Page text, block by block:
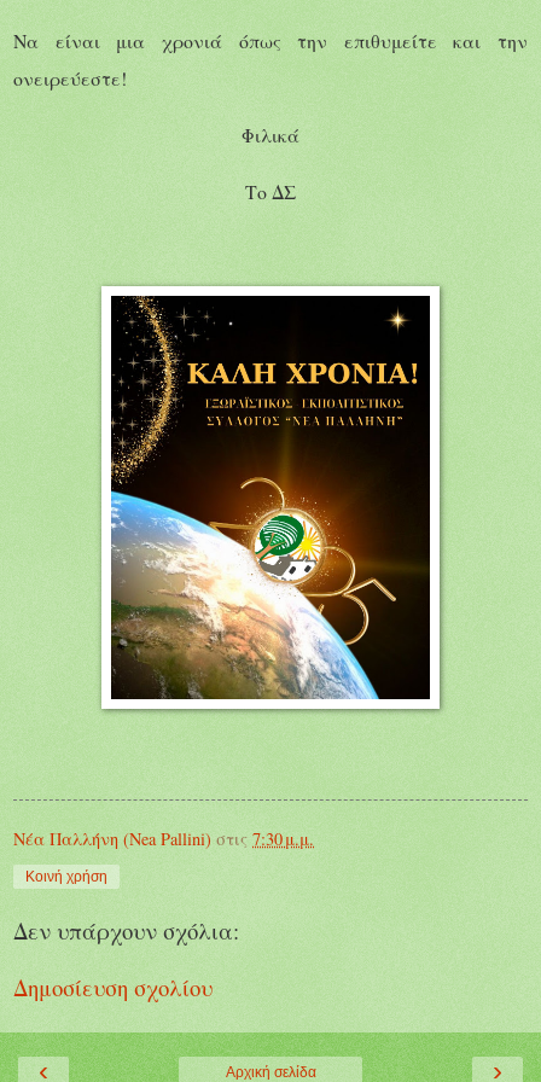
Να είναι μια χρονιά όπως την επιθυμείτε και την
ονειρεύεστε!
Φιλικά
Το ΔΣ
Νέα Παλλήνη (Nea Pallini) στις 7:30 μ.μ.
Κοινή χρήση
Δεν υπάρχουν σχόλια:
Δημοσίευση σχολίου
‹ ›
Αρχική σελίδα